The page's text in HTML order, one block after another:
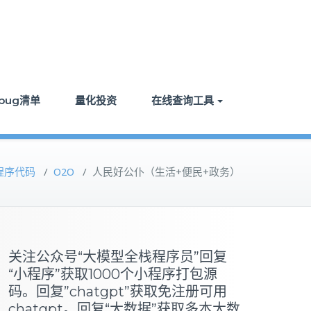
清单 量化投资 在线查询工具
序代码 / O2O / 人民好公仆（生活+便民+政务）
关注公众号“大模型全栈程序员”回复
“小程序”获取1000个小程序打包源
码。回复”chatgpt”获取免注册可用